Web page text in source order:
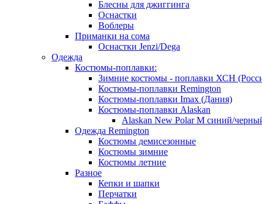
Блесны для джиггинга
Оснастки
Воблеры
Приманки на сома
Оснастки Jenzi/Dega
Одежда
Костюмы-поплавки:
Зимние костюмы - поплавки ХСН
Костюмы-поплавки Remington
Костюмы-поплавки Imax (Дания)
Костюмы-поплавки Alaskan
Alaskan New Polar M синий/
Одежда Remington
Костюмы демисезонные
Костюмы зимние
Костюмы летние
Разное
Кепки и шапки
Перчатки